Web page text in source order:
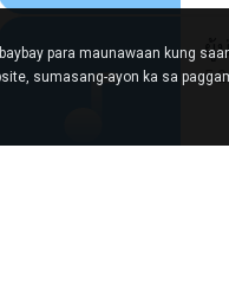
ผู้
para maunawaan kung
sumasang-ayon ka sa